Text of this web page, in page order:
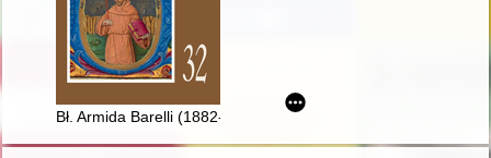
Bł. Armida Barelli (1882-1952)